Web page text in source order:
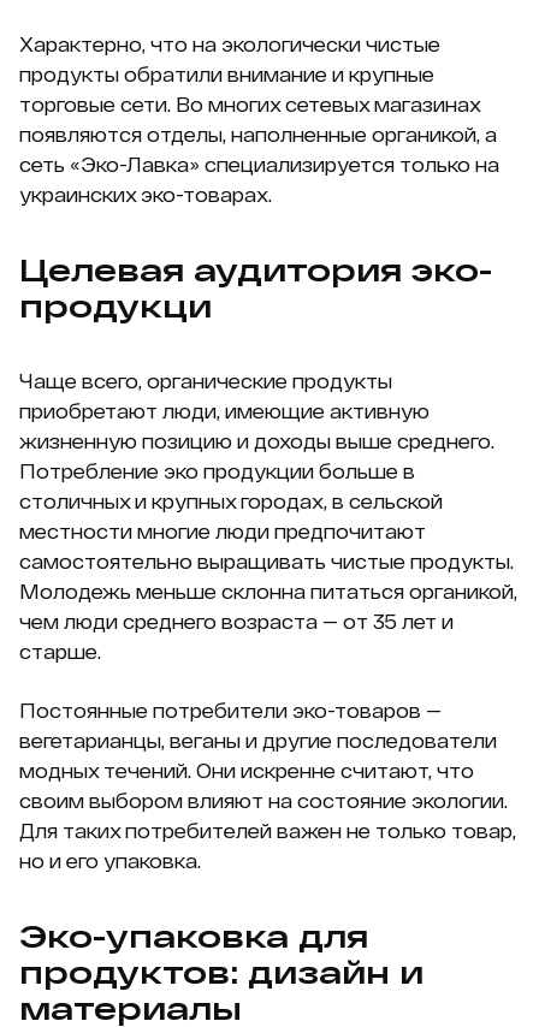
Характерно, что на экологически чистые
продукты обратили внимание и крупные
торговые сети. Во многих сетевых магазинах
появляются отделы, наполненные органикой, а
сеть «Эко-Лавка» специализируется только на
украинских эко-товарах.
Целевая аудитория эко-
продукци
Чаще всего, органические продукты
приобретают люди, имеющие активную
жизненную позицию и доходы выше среднего.
Потребление эко продукции больше в
столичных и крупных городах, в сельской
местности многие люди предпочитают
самостоятельно выращивать чистые продукты.
Молодежь меньше склонна питаться органикой,
чем люди среднего возраста — от 35 лет и
старше.
Постоянные потребители эко-товаров —
вегетарианцы, веганы и другие последователи
модных течений. Они искренне считают, что
своим выбором влияют на состояние экологии.
Для таких потребителей важен не только товар,
но и его упаковка.
Эко-упаковка для
продуктов: дизайн и
материалы